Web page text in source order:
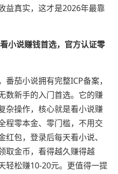
益真实，这才是2026年最靠
小说赚钱首选，官方认证零
茄小说拥有完整ICP备案，
数新手的入门首选。它的赚
杂操作，核心就是看小说赚
程零本金、零门槛，不用交
包，登录后每天看小说、
取金币，看得越久赚得越
轻松赚10-20元。更值得一提